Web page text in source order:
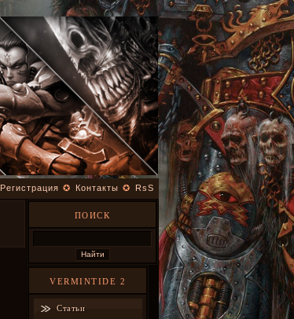
Регистрация ✪ Контакты ✪ RsS
ПОИСК
VERMINTIDE 2
Статьи